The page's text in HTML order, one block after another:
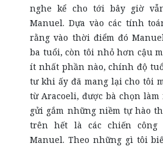
nghe kể cho tới bây giờ
Manuel. Dựa vào các tính
rằng vào thời điểm đó
ba tuổi, còn tôi nhỏ hơn cậu
ít nhất phần nào, chính độ
tư khi ấy đã mang lại cho tôi
từ Aracoeli, được bà chọn
gửi gắm những niềm tự hào
trên hết là các chiến công
Manuel. Theo những gì tôi